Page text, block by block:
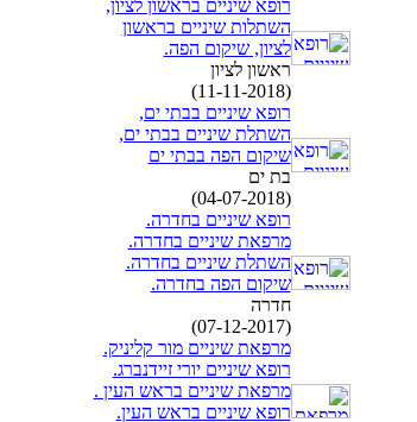
רופא שיניים בראשון לציון,
השתלות שיניים בראשון
לציון, שיקום הפה.
ראשון לציון
(11-11-2018)
רופא שיניים בבתי ים,
השתלת שיניים בבתי ים,
שיקום הפה בבתי ים
בת ים
(04-07-2018)
רופא שיניים בחדרה.
מרפאת שיניים בחדרה.
השתלת שיניים בחדרה.
שיקום הפה בחדרה.
חדרה
(07-12-2017)
מרפאת שיניים מור קליניק.
רופא שיניים יורי זיידנברג.
מרפאת שיניים בראש העין .
רופא שיניים בראש העין.